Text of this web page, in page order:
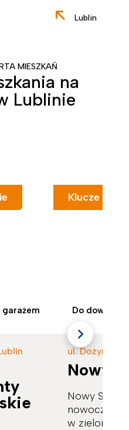
Lublin
MIESZKAŃ
na
Lublinie
Klucze od
Do dowolnej
ul.
Nowy
Nowy
w zielonej